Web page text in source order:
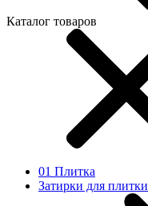
Каталог товаров
01 Плитка
Затирки для плитки